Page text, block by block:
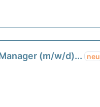
(m/w/d)... neu